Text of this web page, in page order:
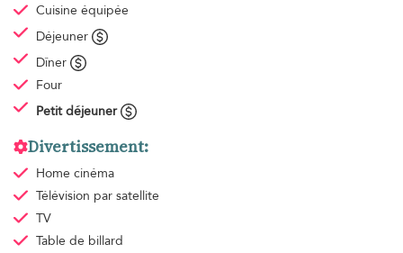
Cuisine équipée
Déjeuner
Dîner
Four
Petit déjeuner
Divertissement:
Home cinéma
Télévision par satellite
TV
Table de billard